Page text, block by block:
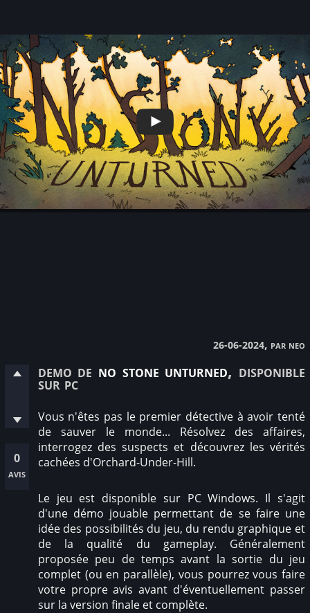
26-06-2024, par neo
0
avis
demo de no stone unturned, disponible
sur pc
Vous n'êtes pas le premier détective à avoir tenté
de sauver le monde... Résolvez des affaires,
interrogez des suspects et découvrez les vérités
cachées d'Orchard-Under-Hill.
Le jeu est disponible sur PC Windows. Il s'agit
d'une démo jouable permettant de se faire une
idée des possibilités du jeu, du rendu graphique et
de la qualité du gameplay. Généralement
proposée peu de temps avant la sortie du jeu
complet (ou en parallèle), vous pourrez vous faire
votre propre avis avant d'éventuellement passer
sur la version finale et complète.